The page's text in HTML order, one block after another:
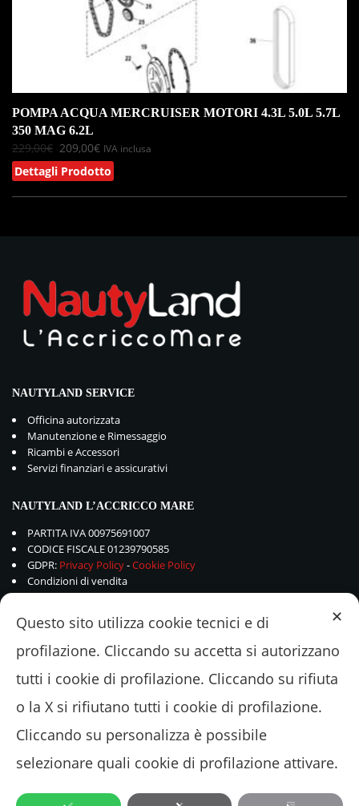
POMPA ACQUA MERCRUISER MOTORI 4.3L 5.0L 5.7L
350 MAG 6.2L
229,00€ 209,00€ IVA inclusa
Dettagli Prodotto
NAUTYLAND SERVICE
Officina autorizzata
Manutenzione e Rimessaggio
Ricambi e Accessori
Servizi finanziari e assicurativi
NAUTYLAND L’ACCRICCO MARE
PARTITA IVA 00975691007
CODICE FISCALE 01239790585
GDPR: Privacy Policy-Cookie Policy
Condizioni di vendita
00042 Lavinio-Anzio (ROMA) Tel.+39.06.9821048
✕
Questo sito utilizza cookie tecnici e di
profilazione. Cliccando su accetta si autorizzano
tutti i cookie di profilazione. Cliccando su rifiuta
o la X si rifiutano tutti i cookie di profilazione.
Cliccando su personalizza è possibile
selezionare quali cookie di profilazione attivare.